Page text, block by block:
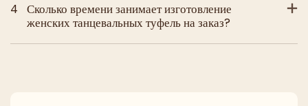
4
Сколько времени занимает изготовление
женских танцевальных туфель на заказ?